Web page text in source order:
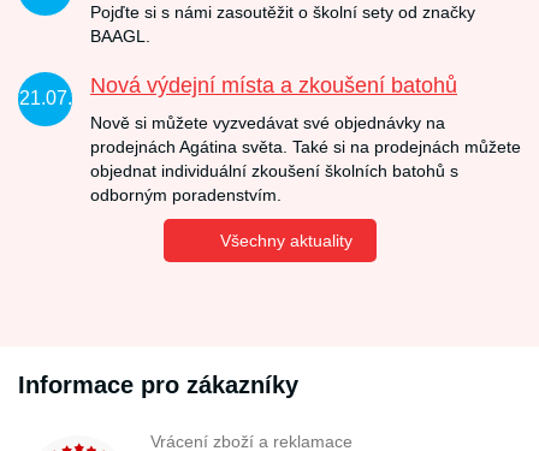
Pojďte si s námi zasoutěžit o školní sety od značky
BAAGL.
21.07.
Nová výdejní místa a zkoušení batohů
Nově si můžete vyzvedávat své objednávky na
prodejnách Agátina světa. Také si na prodejnách můžete
objednat individuální zkoušení školních batohů s
odborným poradenstvím.
Všechny aktuality
Informace pro zákazníky
Vrácení zboží a reklamace